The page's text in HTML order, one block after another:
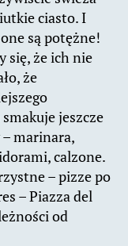
ciasto. I
są potężne!
się, że ich nie
że
jeszcze
marinara,
calzone.
– pizze po
– Piazza del
od